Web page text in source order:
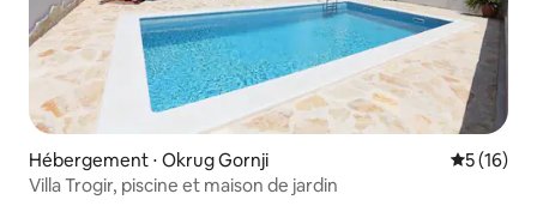
Hébergement ⋅ Okrug Gornji
5 (16)
Villa Trogir, piscine et maison de jardin